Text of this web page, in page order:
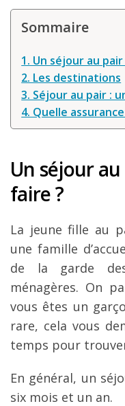
L’auteur
Sommaire
1. Un séjour au
2. Les destinations
3. Séjour au pair :
4. Quelle assurance
Un séjour
faire ?
La jeune fille au
une famille
de la garde
ménagères. On
vous êtes un
rare, cela vous
temps pour
En général, un
six mois et un an.